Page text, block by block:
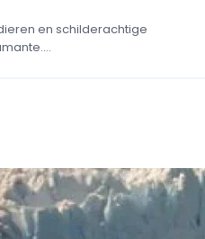
en schilderachtige